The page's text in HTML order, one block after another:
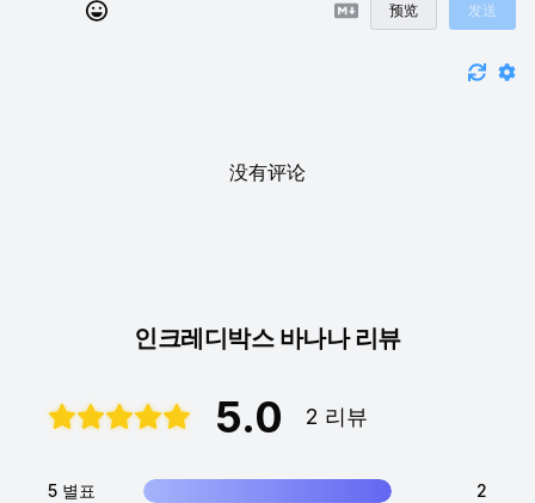
预览 发送
没有评论
인크레디박스 바나나 리뷰
5.0 2 리뷰
5 별표
2